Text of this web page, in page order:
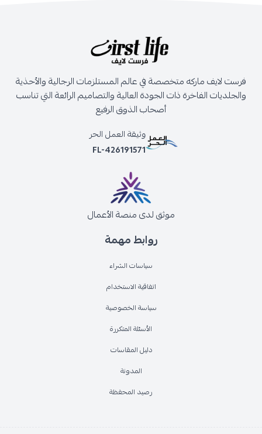
روابط مهمة
سياسات الشراء
اتفاقية الاستخدام
سياسة الخصوصية
الأسئلة المتكررة
دليل المقاسات
المدونة
رصيد المحفظة
فرست لايف ماركه متخصصة في عالم المستلزمات الرجالية والأحذية
والجلديات الفاخرة ذات الجودة العالية والتصاميم الرائعة التي تناسب
أصحاب الذوق الرفيع
وثيقة العمل الحر
FL-426191571
موثق لدى منصة الأعمال